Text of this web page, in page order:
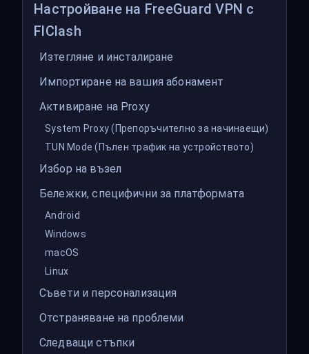
Настройване на FreeGuard VPN с
FlClash
Изтегляне и инсталиране
Импортиране на вашия абонамент
Активиране на Proxy
System Proxy (Препоръчително за начинаещи)
TUN Mode (Пълен трафик на устройството)
Избор на възел
Бележки, специфични за платформата
Android
Windows
macOS
Linux
Съвети и персонализация
Отстраняване на проблеми
Следващи стъпки